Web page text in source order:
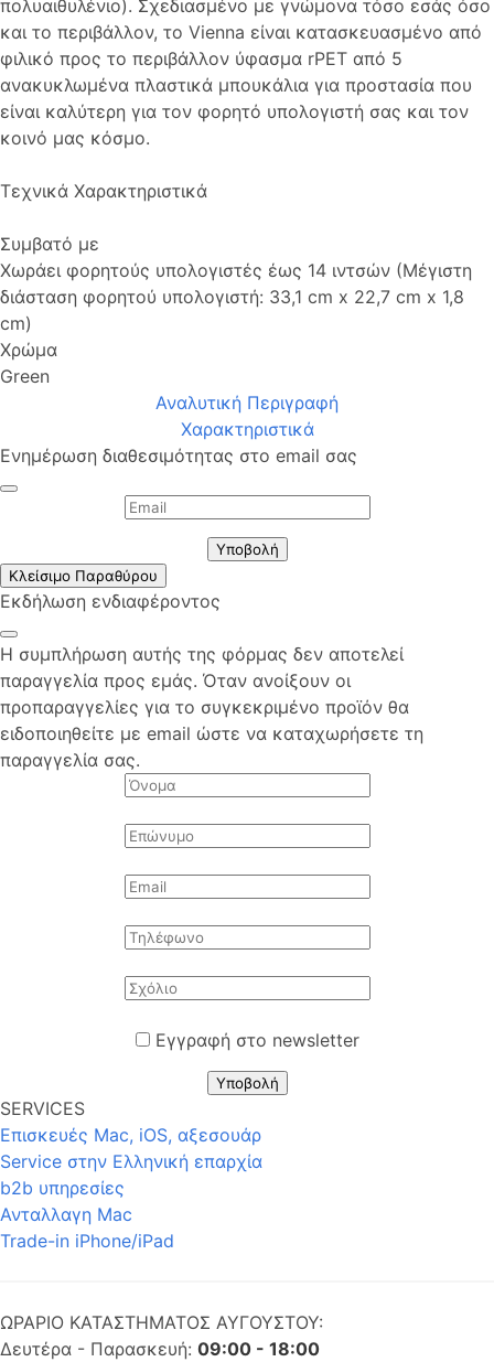
πολυαιθυλένιο). Σχεδιασμένο με γνώμονα τόσο εσάς όσο
και το περιβάλλον, το Vienna είναι κατασκευασμένο από
φιλικό προς το περιβάλλον ύφασμα rPET από 5
ανακυκλωμένα πλαστικά μπουκάλια για προστασία που
είναι καλύτερη για τον φορητό υπολογιστή σας και τον
κοινό μας κόσμο.
Τεχνικά Χαρακτηριστικά
Συμβατό με
Χωράει φορητούς υπολογιστές έως 14 ιντσών (Μέγιστη
διάσταση φορητού υπολογιστή: 33,1 cm x 22,7 cm x 1,8
cm)
Χρώμα
Green
Αναλυτική Περιγραφή
Χαρακτηριστικά
Ενημέρωση διαθεσιμότητας στο email σας
Υποβολή
Κλείσιμο Παραθύρου
Εκδήλωση ενδιαφέροντος
Η συμπλήρωση αυτής της φόρμας δεν αποτελεί
παραγγελία προς εμάς. Όταν ανοίξουν οι
προπαραγγελίες για το συγκεκριμένο προϊόν θα
ειδοποιηθείτε με email ώστε να καταχωρήσετε τη
παραγγελία σας.
Εγγραφή στο newsletter
Υποβολή
SERVICES
Επισκευές Mac, iOS, αξεσουάρ
Service στην Eλληνική επαρχία
b2b υπηρεσίες
Ανταλλαγη Mac
Trade-in iPhone/iPad
ΩΡΑΡΙΟ ΚΑΤΑΣΤΗΜΑΤΟΣ ΑΥΓΟΥΣΤΟΥ:
Δευτέρα - Παρασκευή: 09:00 - 18:00